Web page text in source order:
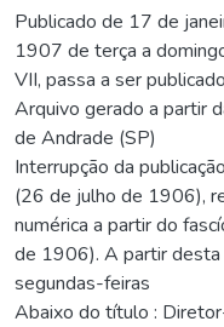
Publicado de 17 de
1907 de terça a
VII, passa a ser
Arquivo gerado a partir
de Andrade (SP)
Interrupção da
(26 de julho de 1906),
numérica a partir do
de 1906). A partir desta
segundas-feiras
Abaixo do título :